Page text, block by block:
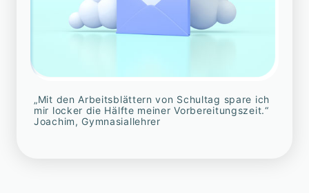
„Mit den Arbeitsblättern von Schultag spare ich
mir locker die Hälfte meiner Vorbereitungszeit.“
Joachim, Gymnasiallehrer